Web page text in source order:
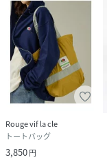
Rouge vif la cle
トートバッグ
3,850円